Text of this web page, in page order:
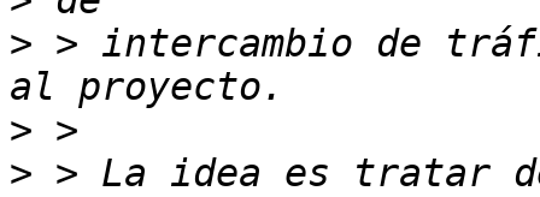
> > intercambio de
>
> > La idea es tratar